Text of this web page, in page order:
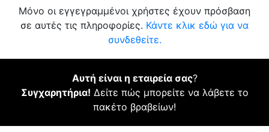
Μόνο οι εγγεγραμμένοι χρήστες έχουν πρόσβαση
σε αυτές τις πληροφορίες. Κάντε κλικ εδώ για να
συνδεθείτε.
Αυτή είναι η εταιρεία σας?
Συγχαρητήρια! Δείτε πώς μπορείτε να λάβετε το
πακέτο βραβείων!